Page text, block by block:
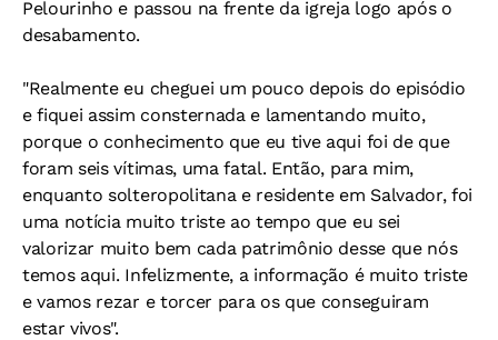
Pelourinho e passou na frente da igreja logo após o
desabamento.
"Realmente eu cheguei um pouco depois do episódio
e fiquei assim consternada e lamentando muito,
porque o conhecimento que eu tive aqui foi de que
foram seis vítimas, uma fatal. Então, para mim,
enquanto solteropolitana e residente em Salvador, foi
uma notícia muito triste ao tempo que eu sei
valorizar muito bem cada patrimônio desse que nós
temos aqui. Infelizmente, a informação é muito triste
e vamos rezar e torcer para os que conseguiram
estar vivos".